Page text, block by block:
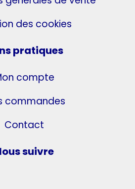
des cookies
pratiques
compte
commandes
Contact
suivre